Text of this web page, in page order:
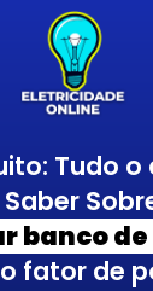
Tudo o
banco
fator de